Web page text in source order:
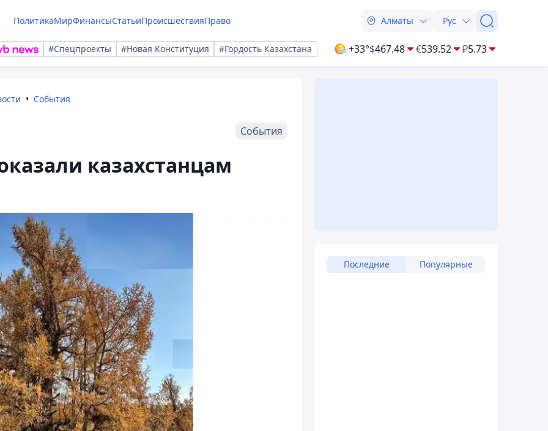
ПолитикаМирФинансыСтатьиПроисшествияПраво Алматы Рус
#Спецпроекты #Новая Конституция #Гордость Казахстана +33°$467.48 €539.52 ₽5.73
События
События
казахстанцам
Последние Популярные